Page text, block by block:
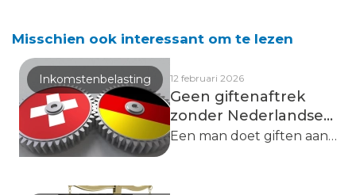
Misschien ook interessant om te lezen
Inkomstenbelasting 12 februari 2026
Geen giftenaftrek
zonder Nederlandse
anbi-registratie
Een man doet giften aan